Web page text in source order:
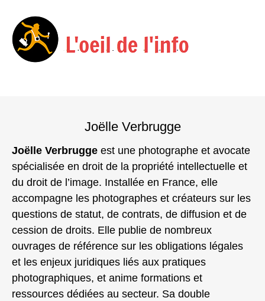
Joëlle Verbrugge
Joëlle Verbrugge est une photographe et avocate
spécialisée en droit de la propriété intellectuelle et
du droit de l’image. Installée en France, elle
accompagne les photographes et créateurs sur les
questions de statut, de contrats, de diffusion et de
cession de droits. Elle publie de nombreux
ouvrages de référence sur les obligations légales
et les enjeux juridiques liés aux pratiques
photographiques, et anime formations et
ressources dédiées au secteur. Sa double